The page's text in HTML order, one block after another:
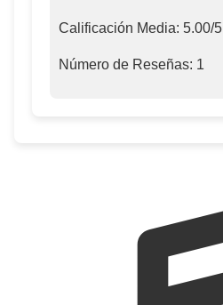
Calificación Media: 5.00/5
Número de Reseñas: 1